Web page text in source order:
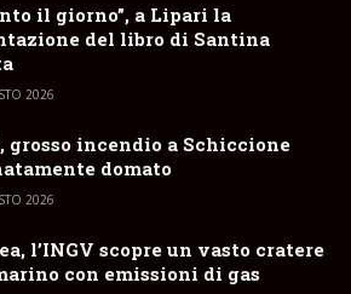
il giorno”, a Lipari la
del libro di Santina
2026
grosso incendio a Schiccione
domato
2026
l’INGV scopre un vasto cratere
con emissioni di gas